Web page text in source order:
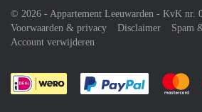
© 2026 - Appartement Leeuwarden - KvK nr.
Voorwaarden & privacy
Disclaimer
Spam
Account verwijderen
Je rekent